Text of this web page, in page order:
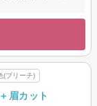
(ブリーチ)
眉カット